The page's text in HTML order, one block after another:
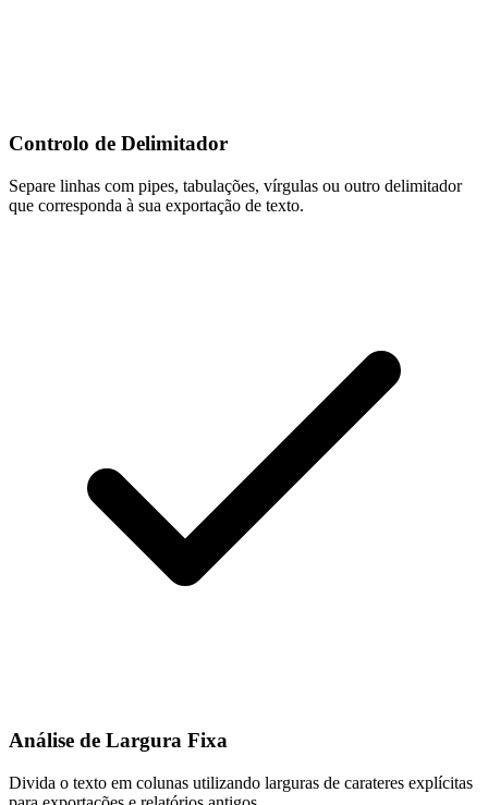
Controlo de Delimitador
Separe linhas com pipes, tabulações, vírgulas ou outro delimitador
que corresponda à sua exportação de texto.
Análise de Largura Fixa
Divida o texto em colunas utilizando larguras de carateres explícitas